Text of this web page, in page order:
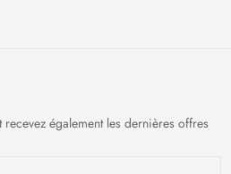
également les dernières offres